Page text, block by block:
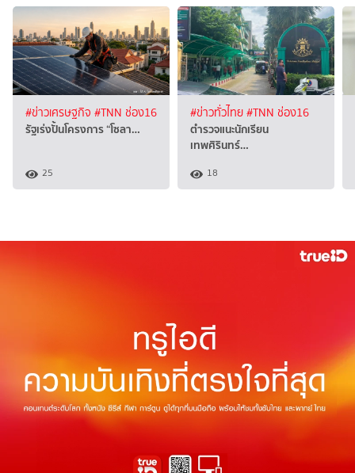
#ข่าวเศรษฐกิจ #TNN ช่อง16
รัฐเร่งปั้นโครงการ “โซลา…
25
#ข่าวทั่วไทย#TNN ช่อง16
ตำรวจแนะนักเรียน
เทพศิรินทร์…
18